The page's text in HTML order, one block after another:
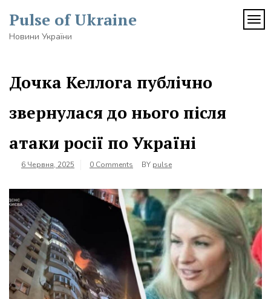
content
Pulse of Ukraine
Новини України
Дочка Келлога публічно
звернулася до нього після
атаки росії по Україні
6 Червня, 2025 0 Comments BY pulse